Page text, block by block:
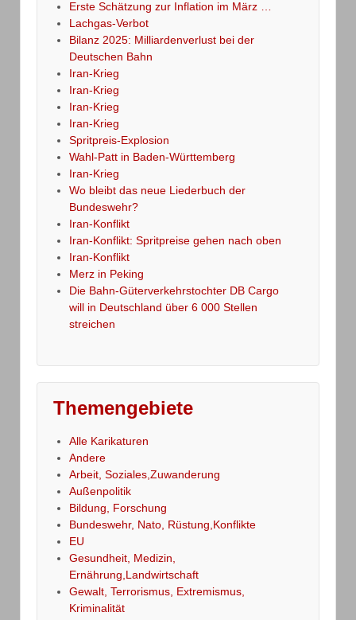
Erste Schätzung zur Inflation im März …
Lachgas-Verbot
Bilanz 2025: Milliardenverlust bei der
Deutschen Bahn
Iran-Krieg
Iran-Krieg
Iran-Krieg
Iran-Krieg
Spritpreis-Explosion
Wahl-Patt in Baden-Württemberg
Iran-Krieg
Wo bleibt das neue Liederbuch der
Bundeswehr?
Iran-Konflikt
Iran-Konflikt: Spritpreise gehen nach oben
Iran-Konflikt
Merz in Peking
Die Bahn-Güterverkehrstochter DB Cargo
will in Deutschland über 6 000 Stellen
streichen
Themengebiete
Alle Karikaturen
Andere
Arbeit, Soziales,Zuwanderung
Außenpolitik
Bildung, Forschung
Bundeswehr, Nato, Rüstung,Konflikte
EU
Gesundheit, Medizin,
Ernährung,Landwirtschaft
Gewalt, Terrorismus, Extremismus,
Kriminalität